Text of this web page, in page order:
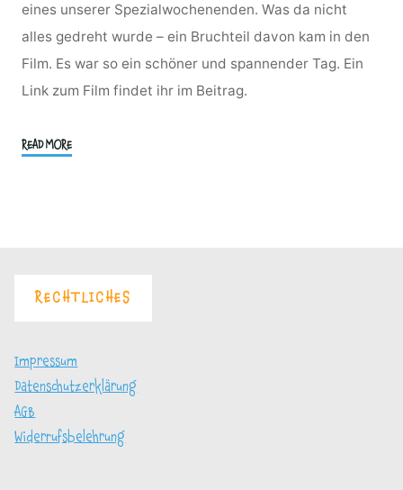
eines unserer Spezialwochenenden. Was da nicht
alles gedreht wurde – ein Bruchteil davon kam in den
Film. Es war so ein schöner und spannender Tag. Ein
Link zum Film findet ihr im Beitrag.
READ MORE"„Mit
zu
uns"
RECHTLICHES
Impressum
Datenschutzerklärung
AGB
Widerrufsbelehrung